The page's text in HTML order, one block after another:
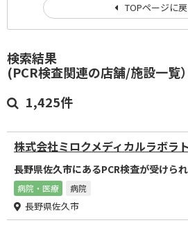
検索結果
(PCR検査関連の店舗/施設一覧）
1,425件
株式会社ミロクメディカルラボラ
長野県佐久市にあるPCR検査が受けら
病院・医療 病院
長野県佐久市
TOPページに